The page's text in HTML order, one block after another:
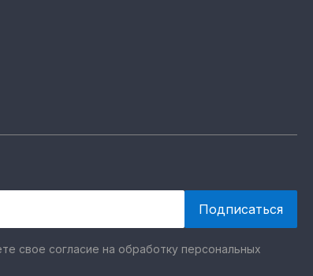
свое согласие на обработку персональных